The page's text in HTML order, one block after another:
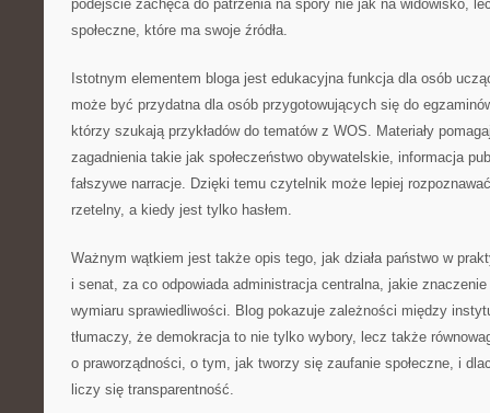
podejście zachęca do patrzenia na spory nie jak na widowisko,
społeczne, które ma swoje źródła.
Istotnym elementem bloga jest edukacyjna funkcja dla osób
może być przydatna dla osób przygotowujących się do
którzy szukają przykładów do tematów z WOS. Materiały
zagadnienia takie jak społeczeństwo obywatelskie, informacja
fałszywe narracje. Dzięki temu czytelnik może lepiej
rzetelny, a kiedy jest tylko hasłem.
Ważnym wątkiem jest także opis tego, jak działa państwo w
i senat, za co odpowiada administracja centralna, jakie
wymiaru sprawiedliwości. Blog pokazuje zależności między
tłumaczy, że demokracja to nie tylko wybory, lecz także
o praworządności, o tym, jak tworzy się zaufanie społeczne, i
liczy się transparentność.